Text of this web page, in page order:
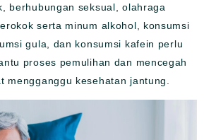
berhubungan seksual, olahraga
serta minum alkohol, konsumsi
gula, dan konsumsi kafein perlu
proses pemulihan dan mencegah
mengganggu kesehatan jantung.